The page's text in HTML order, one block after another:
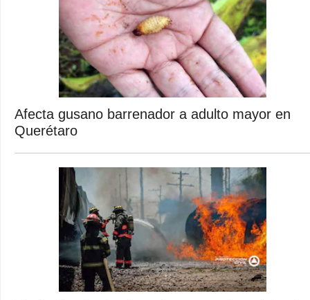
Afecta gusano barrenador a adulto mayor en
Querétaro